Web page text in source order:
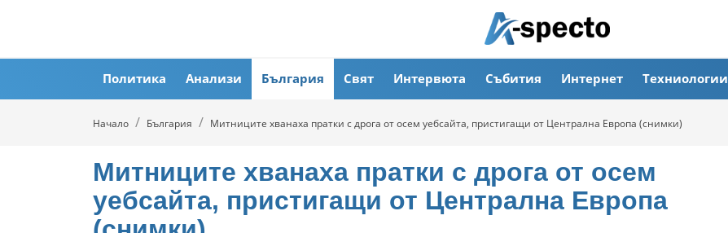
Политика Анализи България Свят Интервюта Събития Интернет Техниологии
Начало България Митниците хванаха пратки с дрога от осем уебсайта, пристигащи от Централна Европа (снимки)
Митниците хванаха пратки с дрога от осем
уебсайта, пристигащи от Централна Европа